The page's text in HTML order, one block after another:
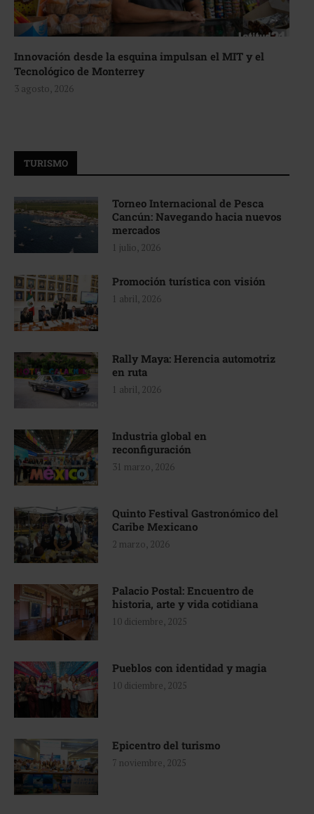
Innovación desde la esquina impulsan el MIT y el
Tecnológico de Monterrey
3 agosto, 2026
TURISMO
Torneo Internacional de Pesca
Cancún: Navegando hacia nuevos
mercados
1 julio, 2026
Promoción turística con visión
1 abril, 2026
Rally Maya: Herencia automotriz
en ruta
1 abril, 2026
Industria global en
reconfiguración
31 marzo, 2026
Quinto Festival Gastronómico del
Caribe Mexicano
2 marzo, 2026
Palacio Postal: Encuentro de
historia, arte y vida cotidiana
10 diciembre, 2025
Pueblos con identidad y magia
10 diciembre, 2025
Epicentro del turismo
7 noviembre, 2025